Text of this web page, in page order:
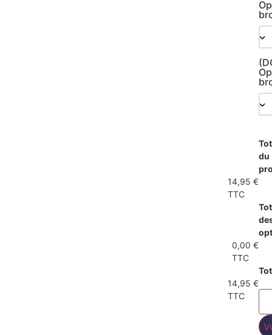
du
14,95 €
TTC
0,00 €
TTC
14,95 €
TTC